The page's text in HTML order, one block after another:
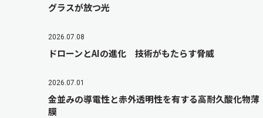
グラスが放つ光
2026.07.08
ドローンとAIの進化 技術がもたらす脅威
2026.07.01
金並みの導電性と赤外透明性を有する高耐久酸化物薄
膜